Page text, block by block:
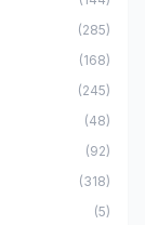
(285)
(168)
(245)
(48)
(92)
(318)
(5)